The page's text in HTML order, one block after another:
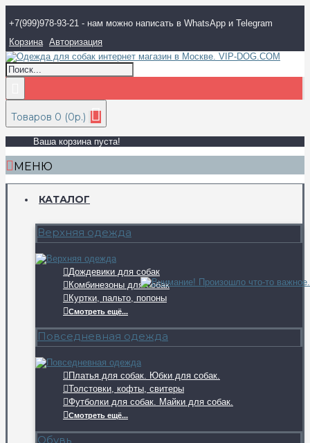
+7(999)978-93-21 - нам можно написать в WhatsApp и Telegram
Корзина Авторизация
Товаров 0 (0р.)
Ваша корзина пуста!
МЕНЮ
КАТАЛОГ
Верхняя одежда
Дождевики для собак
Комбинезоны для собак
Куртки, пальто, попоны
Смотреть ещё...
Повседневная одежда
Платья для собак. Юбки для собак.
Толстовки, кофты, свитеры
Футболки для собак. Майки для собак.
Смотреть ещё...
Обувь